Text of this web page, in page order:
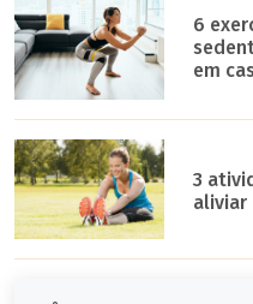
6
em
3
aliviar